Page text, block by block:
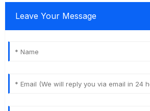
Leave Your Message